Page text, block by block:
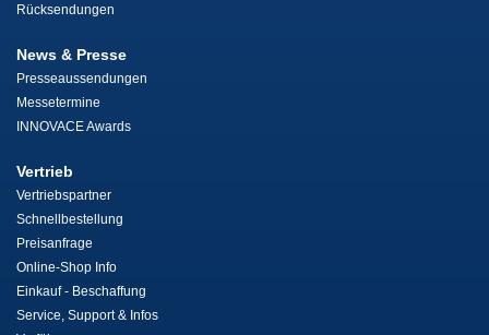
Rücksendungen
News & Presse
Presseaussendungen
Messetermine
INNOVACE Awards
Vertrieb
Vertriebspartner
Schnellbestellung
Preisanfrage
Online-Shop Info
Einkauf - Beschaffung
Service, Support & Infos